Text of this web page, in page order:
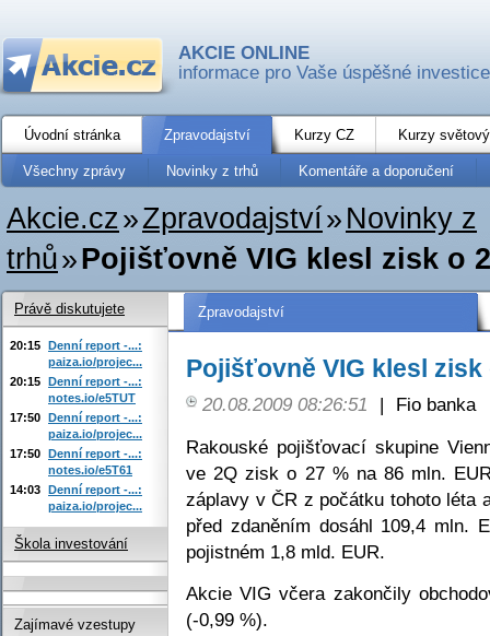
AKCIE ONLINE
informace pro Vaše úspěšné investice
Úvodní stránka Zpravodajství Kurzy CZ Kurzy
Všechny zprávy Novinky z trhů Komentáře a doporučení
Akcie.cz»Zpravodajství» Novinky z
trhů»Pojišťovně VIG klesl zisk o
Zpravodajství
Pojišťovně VIG klesl zisk
20.08.2009 08:26:51 |
Fio banka
Rakouské pojišťovací skupine
ve 2Q zisk o 27 % na 86 mln.
záplavy v ČR z počátku tohoto léta
před zdaněním dosáhl 109,4 mln.
pojistném 1,8 mld. EUR.
Akcie VIG včera zakončily
(-0,99 %).
Právě diskutujete
20:15 Denní report -...:
paiza.io/projec...
20:15 Denní report -...:
notes.io/e5TUT
17:50 Denní report -...:
paiza.io/projec...
17:50 Denní report -...:
notes.io/e5T61
14:03 Denní report -...:
paiza.io/projec...
Škola investování
Zajímavé vzestupy